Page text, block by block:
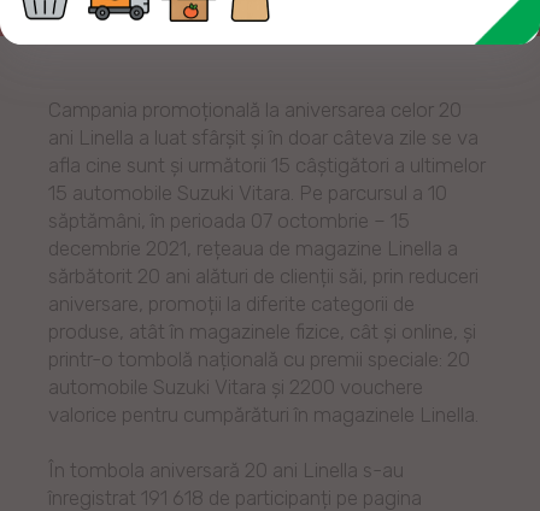
Campania promoțională la aniversarea celor 20
ani Linella a luat sfârșit și în doar câteva zile se va
afla cine sunt și următorii 15 câștigători a ultimelor
15 automobile Suzuki Vitara. Pe parcursul a 10
săptămâni, în perioada 07 octombrie – 15
decembrie 2021, rețeaua de magazine Linella a
sărbătorit 20 ani alături de clienții săi, prin reduceri
aniversare, promoții la diferite categorii de
produse, atât în magazinele fizice, cât și online, și
printr-o tombolă națională cu premii speciale: 20
automobile Suzuki Vitara și 2200 vouchere
valorice pentru cumpărături în magazinele Linella.
În tombola aniversară 20 ani Linella s-au
înregistrat 191 618 de participanți pe pagina